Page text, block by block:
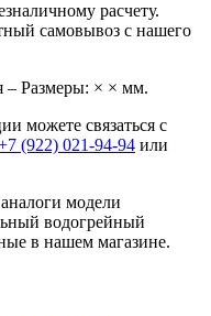
расчету.
самовывоз с нашего
– Размеры: × × мм.
можете связаться с
(922) 021-94-94 или
модели
водогрейный
в нашем магазине.